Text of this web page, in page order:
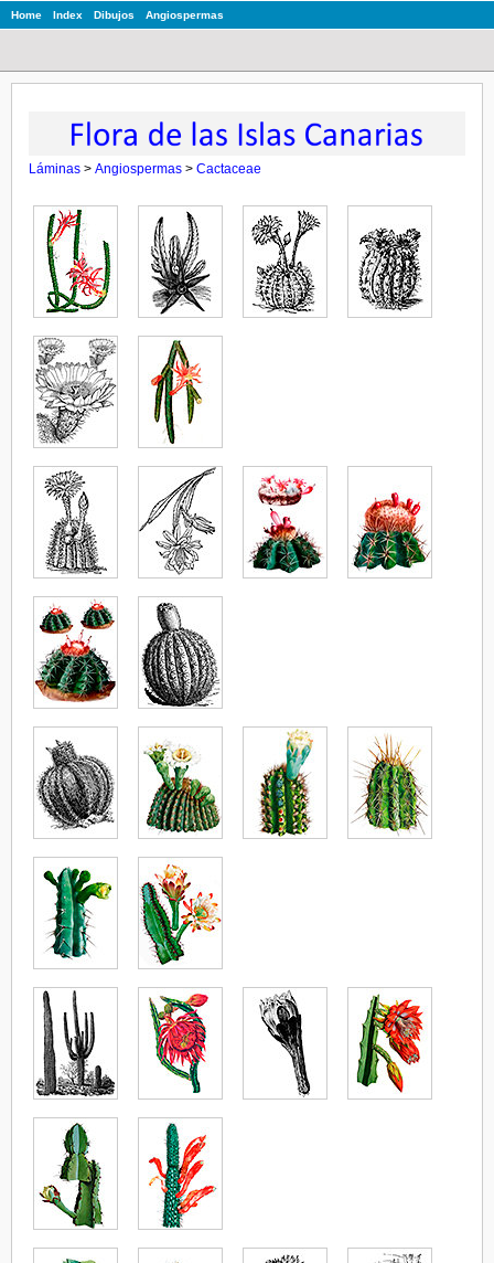
Home Index Dibujos Angiospermas
Láminas > Angiospermas > Cactaceae